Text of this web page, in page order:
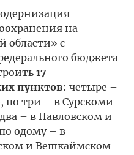
на
области» с
бюджета
17
пунктов: четыре –
по три – в Сурскоми
– в Павловском и
одому – в
и Вешкаймском